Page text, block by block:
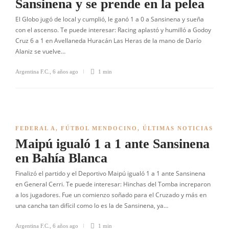
Sansinena y se prende en la pelea
El Globo jugó de local y cumplió, le ganó 1 a 0 a Sansinena y sueña
con el ascenso. Te puede interesar: Racing aplastó y humilló a Godoy
Cruz 6 a 1 en Avellaneda Huracán Las Heras de la mano de Darío
Alaniz se vuelve…
Argentina F.C. 6 años ago 1 min
FEDERAL A , FÚTBOL MENDOCINO , ÚLTIMAS NOTICIAS
Maipú igualó 1 a 1 ante Sansinena
en Bahía Blanca
Finalizó el partido y el Deportivo Maipú igualó 1 a 1 ante Sansinena
en General Cerri. Te puede interesar: Hinchas del Tomba increparon
a los jugadores. Fue un comienzo soñado para el Cruzado y más en
una cancha tan difícil como lo es la de Sansinena, ya…
Argentina F.C. 6 años ago 1 min